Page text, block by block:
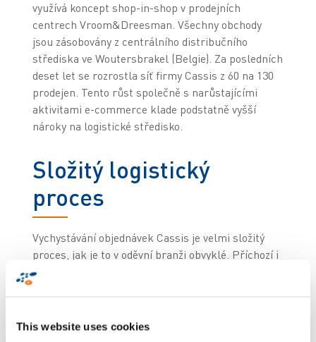
This website uses cookies
využívá koncept shop-in-shop v prodejních
centrech Vroom&Dreesman. Všechny obchody
jsou zásobovány z centrálního distribučního
střediska ve Woutersbrakel (Belgie). Za posledních
deset let se rozrostla síť firmy Cassis z 60 na 130
prodejen. Tento růst společně s narůstajícími
aktivitami e-commerce klade podstatně vyšší
nároky na logistické středisko.
Složitý logistický
proces
Vychystávání objednávek Cassis je velmi složitý
proces, jak je to v oděvní branži obvyklé. Příchozí i
odchozí položky se řídí podle charakteristik
produktu, jako je 'velikost', 'barva', 'složený vs 'na
a na ramínku' se zpracovávají odlišně.